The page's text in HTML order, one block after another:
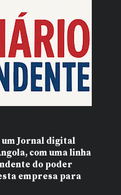
um Jornal digital
com uma linha
do poder
empresa para